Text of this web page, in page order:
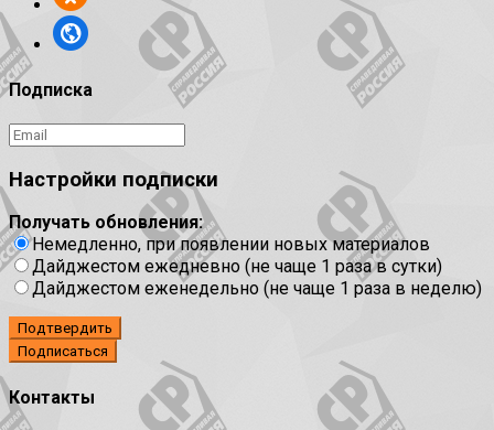
Подписка
Настройки подписки
Получать обновления:
Немедленно, при появлении новых материалов
Дайджестом ежедневно (не чаще 1 раза в сутки)
Дайджестом еженедельно (не чаще 1 раза в неделю)
Подтвердить
Контакты